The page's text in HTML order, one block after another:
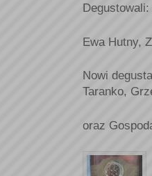
Degustowali:
Ewa Hutny,
Nowi
Taranko,
oraz